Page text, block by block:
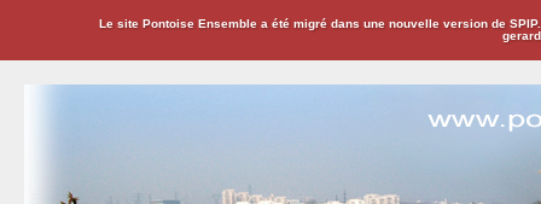
Le site Pontoise Ensemble a été migré dans une nouvelle version de